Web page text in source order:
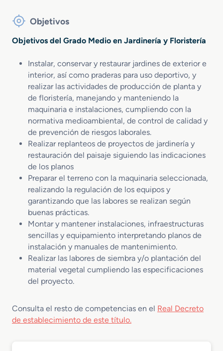
Objetivos
Objetivos del Grado Medio en Jardinería y Floristería
Instalar, conservar y restaurar jardines de exterior e
interior, así como praderas para uso deportivo, y
realizar las actividades de producción de planta y
de floristería, manejando y manteniendo la
maquinaria e instalaciones, cumpliendo con la
normativa medioambiental, de control de calidad y
de prevención de riesgos laborales.
Realizar replanteos de proyectos de jardinería y
restauración del paisaje siguiendo las indicaciones
de los planos
Preparar el terreno con la maquinaria seleccionada,
realizando la regulación de los equipos y
garantizando que las labores se realizan según
buenas prácticas.
Montar y mantener instalaciones, infraestructuras
sencillas y equipamiento interpretando planos de
instalación y manuales de mantenimiento.
Realizar las labores de siembra y/o plantación del
material vegetal cumpliendo las especificaciones
del proyecto.
Consulta el resto de competencias en el Real Decreto
de establecimiento de este título.